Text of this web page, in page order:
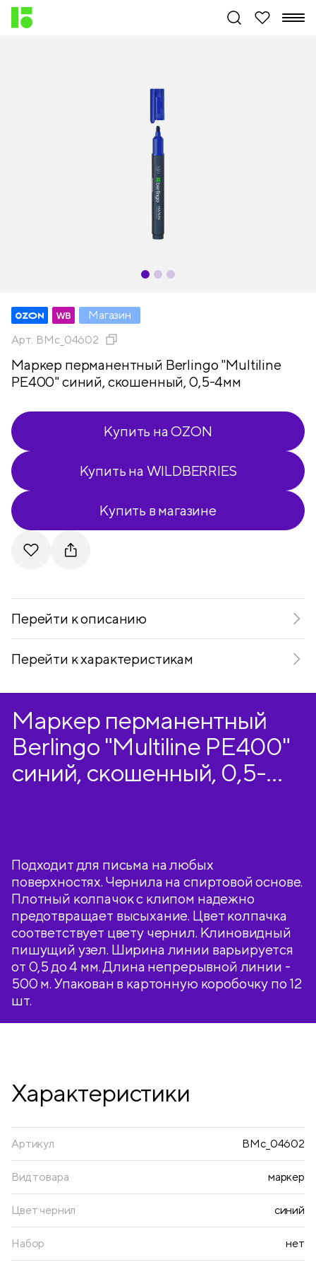
Магазин
Арт. BMc_04602
Маркер перманентный Berlingo "Multiline
PE400" синий, скошенный, 0,5-4мм
Купить на OZON
Купить на WILDBERRIES
Купить в магазине
Перейти к описанию
Перейти к характеристикам
Маркер перманентный
Berlingo "Multiline PE400"
синий, скошенный, 0,5-
Подходит для письма на любых
поверхностях. Чернила на спиртовой основе.
Плотный колпачок с клипом надежно
предотвращает высыхание. Цвет колпачка
соответствует цвету чернил. Клиновидный
пишущий узел. Ширина линии варьируется
от 0,5 до 4 мм. Длина непрерывной линии -
500 м. Упакован в картонную коробочку по 12
шт.
Характеристики
Артикул BMc_04602
Вид товара маркер
Цвет чернил синий
Набор нет